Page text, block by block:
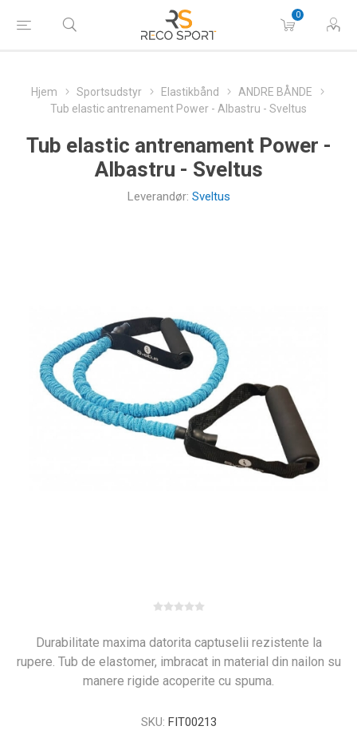
0
Hjem Sportsudstyr Elastikbånd
ANDRE BÅNDE
Tub elastic antrenament Power - Albastru - Sveltus
Tub elastic antrenament Power -
Albastru - Sveltus
Leverandør: Sveltus
Durabilitate maxima datorita captuselii rezistente la
rupere. Tub de elastomer, imbracat in material din nailon su
manere rigide acoperite cu spuma.
SKU: FIT00213